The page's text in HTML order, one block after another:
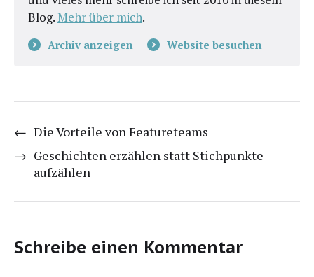
Blog.Mehr über mich.
Archiv anzeigen Website besuchen
← Die Vorteile von Featureteams
→ Geschichten erzählen statt Stichpunkte
aufzählen
Schreibe einen Kommentar